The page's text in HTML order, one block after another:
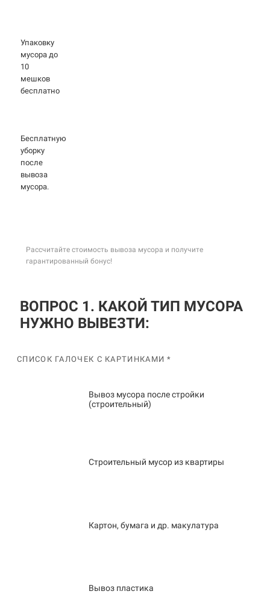
Упаковку
мусора до
10
мешков
бесплатно
Бесплатную
уборку
после
вывоза
мусора.
Рассчитайте стоимость вывоза мусора и получите
гарантированный бонус!
ВОПРОС 1. КАКОЙ ТИП МУСОРА
НУЖНО ВЫВЕЗТИ:
СПИСОК ГАЛОЧЕК С КАРТИНКАМИ *
Вывоз мусора после стройки
(строительный)
Строительный мусор из квартиры
Картон, бумага и др. макулатура
Вывоз пластика